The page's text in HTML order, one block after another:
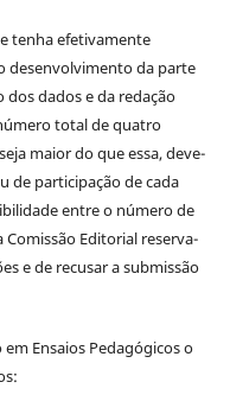
tenha efetivamente
desenvolvimento da parte
dados e da redação
total de quatro
maior do que essa, deve-
de participação de cada
entre o número de
Editorial reserva-
e de recusar a submissão
Ensaios Pedagógicos o